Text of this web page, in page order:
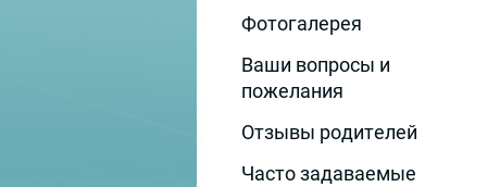
Фотогалерея
Ваши вопросы и
пожелания
Отзывы родителей
Часто задаваемые